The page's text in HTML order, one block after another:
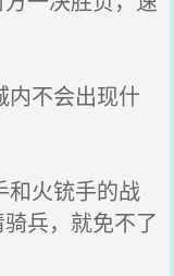
不会出现什
火铳手的战
兵，就免不了